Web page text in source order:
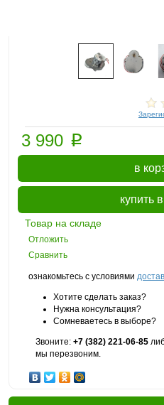
3 990 p
в
купить
Товар на складе
Отложить
Сравнить
ознакомьтесь с условиями
Хотите сделать заказ?
Нужна консультация?
Сомневаетесь в выборе?
Звоните: +7 (382) 221-06-85
мы перезвоним.